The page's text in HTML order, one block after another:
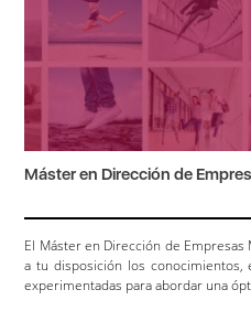
Máster en Dirección de
El Máster en Dirección de Empresas
a tu disposición los conocimientos,
experimentadas para abordar una